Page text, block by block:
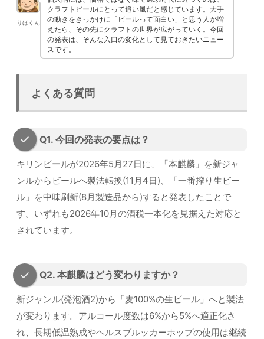
りほくん
クラフトビールにとって追い風だと感じています。大手
の動きをきっかけに「ビールって面白い」と思う人が増
えたら、その先にクラフトの世界が広がっていく。今回
の発表は、そんな入口の変化として見ておきたいニュー
スです。
よくある質問
Q1. 今回の発表の要点は？
キリンビールが2026年5月27日に、「本麒麟」を新ジャ
ンルからビールへ製法転換(11月4日)、「一番搾り生ビー
ル」を中味刷新(8月製造品から)すると発表したことで
す。いずれも2026年10月の酒税一本化を見据えた対応と
されています。
Q2. 本麒麟はどう変わりますか？
新ジャンル(発泡酒2)から「麦100%の生ビール」へと製法
が変わります。アルコール度数は6%から5%へ適正化さ
れ、長期低温熟成やヘルスブルッカーホップの使用は継続